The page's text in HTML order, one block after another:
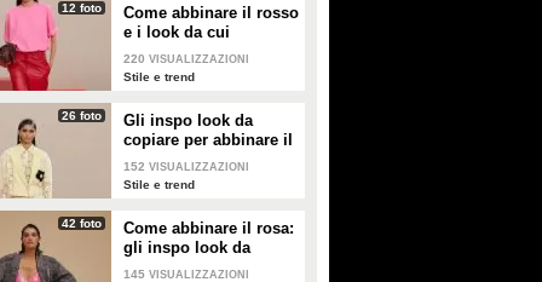
12 foto
Come abbinare il rosso
e i look da cui
prendere ispirazione
220 VISUALIZZAZIONI
Stile e trend
26 foto
Gli inspo look da
copiare per abbinare il
giallo
152 VISUALIZZAZIONI
Stile e trend
42 foto
Come abbinare il rosa:
gli inspo look da
copiare
145 VISUALIZZAZIONI